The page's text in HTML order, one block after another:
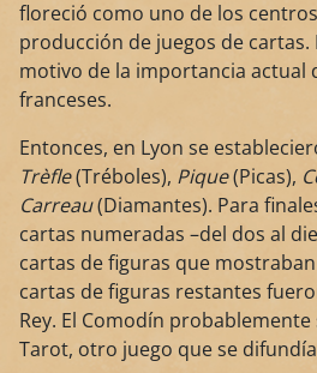
floreció como uno de los
producción de juegos de cartas.
motivo de la importancia actual
franceses.
Entonces, en Lyon se
Trèfle(Tréboles), Pique(Picas),
Carreau(Diamantes). Para
cartas numeradas –del dos al
cartas de figuras que
cartas de figuras restantes
Rey. El Comodín
Tarot, otro juego que se